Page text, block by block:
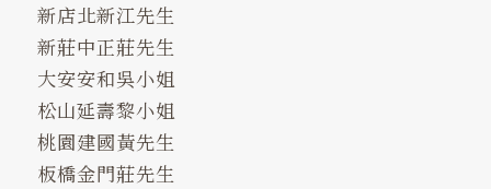
新店北新江先生
新莊中正莊先生
大安安和吳小姐
松山延壽黎小姐
桃園建國黃先生
板橋金門莊先生